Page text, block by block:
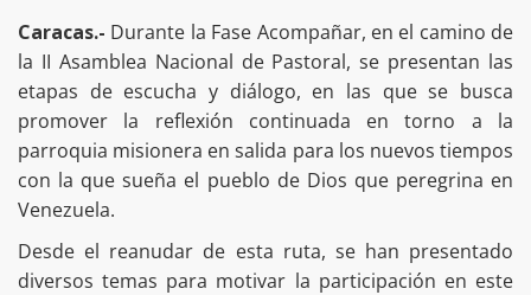
Caracas.- Durante la Fase Acompañar, en el camino de
la II Asamblea Nacional de Pastoral, se presentan las
etapas de escucha y diálogo, en las que se busca
promover la reflexión continuada en torno a la
parroquia misionera en salida para los nuevos tiempos
con la que sueña el pueblo de Dios que peregrina en
Venezuela.
Desde el reanudar de esta ruta, se han presentado
diversos temas para motivar la participación en este